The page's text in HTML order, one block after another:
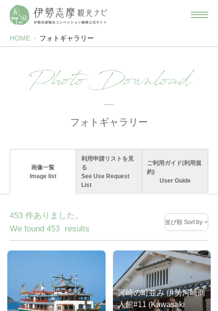
HOME フォトギャラリー
Photo Download
フォトギャラリー
画像一覧
Image list
利用申請リストを見
る
See Use Request
List
ご利用ガイド(利用規
約)
User Guide
453 件ありました。
We found 453 results
並び順 Sort by
河崎の町並み 伊勢河崎商
人館#11 (Kawasaki